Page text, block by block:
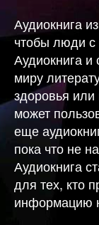
Аудиокнига
чтобы люди с
Аудиокнига и
миру
здоровья или
может
еще
пока что не
Аудиокнига
для тех, кто
информацию